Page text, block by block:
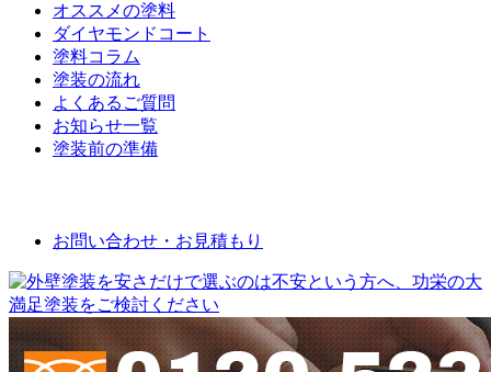
オススメの塗料
ダイヤモンドコート
塗料コラム
塗装の流れ
よくあるご質問
お知らせ一覧
塗装前の準備
お問い合わせ・お見積もり